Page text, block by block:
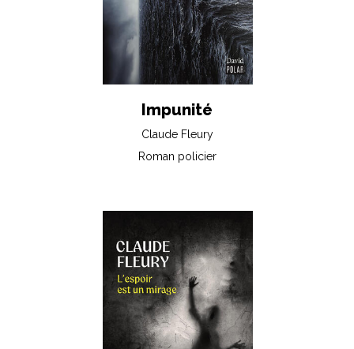
Impunité
Claude Fleury
Roman policier